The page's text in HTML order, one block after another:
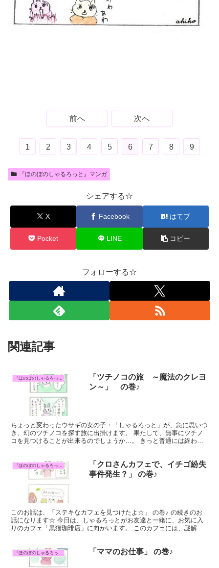
前へ 次へ
1 2 3 4 5 6 7 8 9
『ほのぼのしゃるろっと』マンガ
シェアする☆
X Facebook はてブ
Pocket LINE コピー
フォローする☆
関連記事
『ほのぼのしゃるろっと』マンガ
「ツチノコの旅 ～魔法のクレヨ
ン～」 の巻♪
ちょっと変わったウサギの女の子・「しゃるろっと」が、急に思いつ
き、幻のツチノコを探す旅に出掛けます。 果たして、無事にツチノ
コを見つけることが出来るのでしょうか…。 きっと普通には終わら
『ほのぼのしゃるろっと』マンガ
「クロさんカフェで、イチゴ紛失
事件発生？」 の巻♪
このお話は、「ステキなカフェを見つけたよ☆」 の巻♪ の続きのお
話になります☆ 今日は、しゃるろっとがお友達と一緒に、お気に入
りのカフェ「黒猫珈琲店」に向かいます。 このカフェには、謎解き
『ほのぼのしゃるろっと』マンガ 「ママのお仕事」 の巻♪